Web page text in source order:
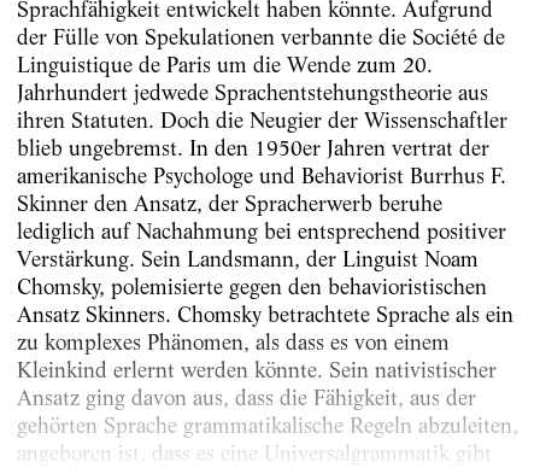
Sprachfähigkeit entwickelt haben könnte. Aufgrund
der Fülle von Spekulationen verbannte die Société de
Linguistique de Paris um die Wende zum 20.
Jahrhundert jedwede Sprachentstehungstheorie aus
ihren Statuten. Doch die Neugier der Wissenschaftler
blieb ungebremst. In den 1950er Jahren vertrat der
amerikanische Psychologe und Behaviorist Burrhus F.
Skinner den Ansatz, der Spracherwerb beruhe
lediglich auf Nachahmung bei entsprechend positiver
Verstärkung. Sein Landsmann, der Linguist Noam
Chomsky, polemisierte gegen den behavioristischen
Ansatz Skinners. Chomsky betrachtete Sprache als ein
zu komplexes Phänomen, als dass es von einem
Kleinkind erlernt werden könnte. Sein nativistischer
Ansatz ging davon aus, dass die Fähigkeit, aus der
gehörten Sprache grammatikalische Regeln abzuleiten,
angeboren ist, dass es eine Universalgrammatik gibt